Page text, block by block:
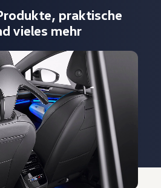
praktische
vieles mehr